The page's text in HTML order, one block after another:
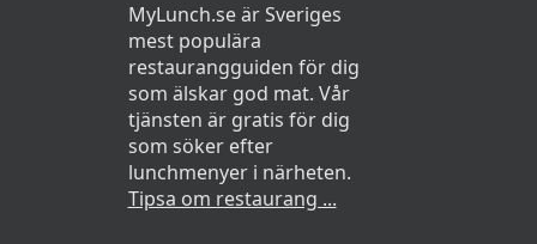
MyLunch.se är Sveriges
mest populära
restaurangguiden för dig
som älskar god mat. Vår
tjänsten är gratis för dig
som söker efter
lunchmenyer i närheten.
Tipsa om restaurang ...